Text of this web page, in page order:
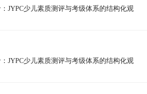
JYPC少儿素质测评与考级体系的结构化观
JYPC少儿素质测评与考级体系的结构化观